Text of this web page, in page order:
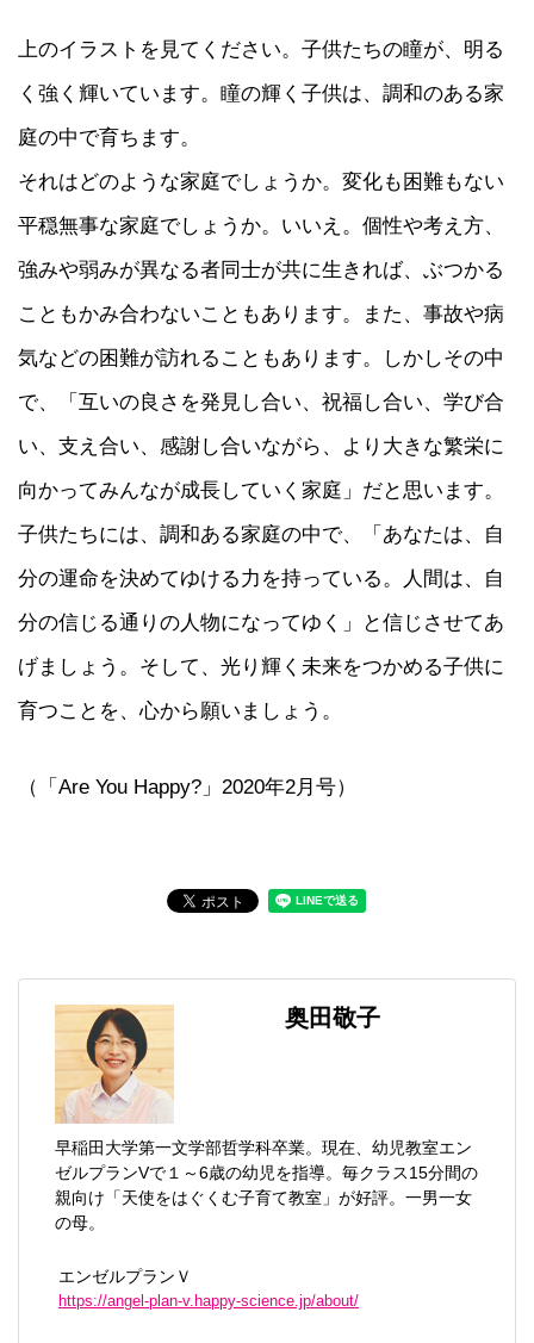
上のイラストを見てください。子供たちの瞳が、明る
く強く輝いています。瞳の輝く子供は、調和のある家
庭の中で育ちます。
それはどのような家庭でしょうか。変化も困難もない
平穏無事な家庭でしょうか。いいえ。個性や考え方、
強みや弱みが異なる者同士が共に生きれば、ぶつかる
こともかみ合わないこともあります。また、事故や病
気などの困難が訪れることもあります。しかしその中
で、「互いの良さを発見し合い、祝福し合い、学び合
い、支え合い、感謝し合いながら、より大きな繁栄に
向かってみんなが成長していく家庭」だと思います。
子供たちには、調和ある家庭の中で、「あなたは、自
分の運命を決めてゆける力を持っている。人間は、自
分の信じる通りの人物になってゆく」と信じさせてあ
げましょう。そして、光り輝く未来をつかめる子供に
育つことを、心から願いましょう。
（「Are You Happy?」2020年2月号）
奥田敬子
早稲田大学第一文学部哲学科卒業。現在、幼児教室エン
ゼルプランVで１～6歳の幼児を指導。毎クラス15分間の
親向け「天使をはぐくむ子育て教室」が好評。一男一女
の母。
エンゼルプランＶ
https://angel-plan-v.happy-science.jp/about/